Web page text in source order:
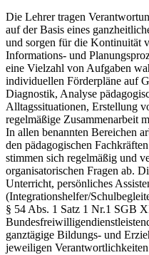
Die Lehrer tragen
auf der Basis eines
und sorgen für die Kontinuität
Informations- und
eine Vielzahl von Aufgaben
individuellen Förderpläne auf
Diagnostik, Analyse
Alltagssituationen, Erstellung
regelmäßige Zusammenarbeit
In allen benannten Bereichen
den pädagogischen
stimmen sich regelmäßig und
organisatorischen Fragen ab.
Unterricht, persönliches
(Integrationshelfer/
§ 54 Abs. 1 Satz 1 Nr.1 SGB
ganztägige Bildungs- und
jeweiligen